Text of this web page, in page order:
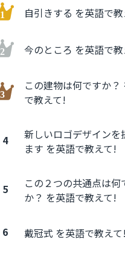
自引きする を英語で
今のところ を英語で
この建物は何ですか？
で教えて!
4
新しいロゴデザインを
ます を英語で教えて!
5
この２つの共通点は何
か？ を英語で教えて!
6 戴冠式 を英語で教えて!